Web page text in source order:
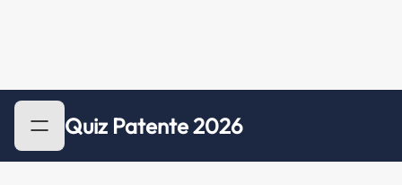
Quiz Patente 2026